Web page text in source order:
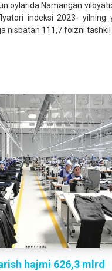
oylarida Namangan
indeksi 2023- yilning
nisbatan 111,7 foizni tashkil
hajmi 626,3 mlrd